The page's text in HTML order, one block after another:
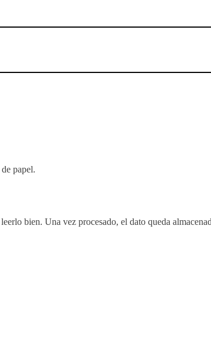
papel.
bien. Una vez procesado, el dato queda